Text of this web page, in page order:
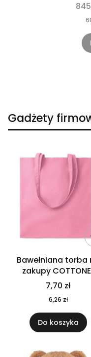
Gadżety
Bawełniana torba
zakupy
COLOUR++7,70 zł
6,26 zł
Do koszyka